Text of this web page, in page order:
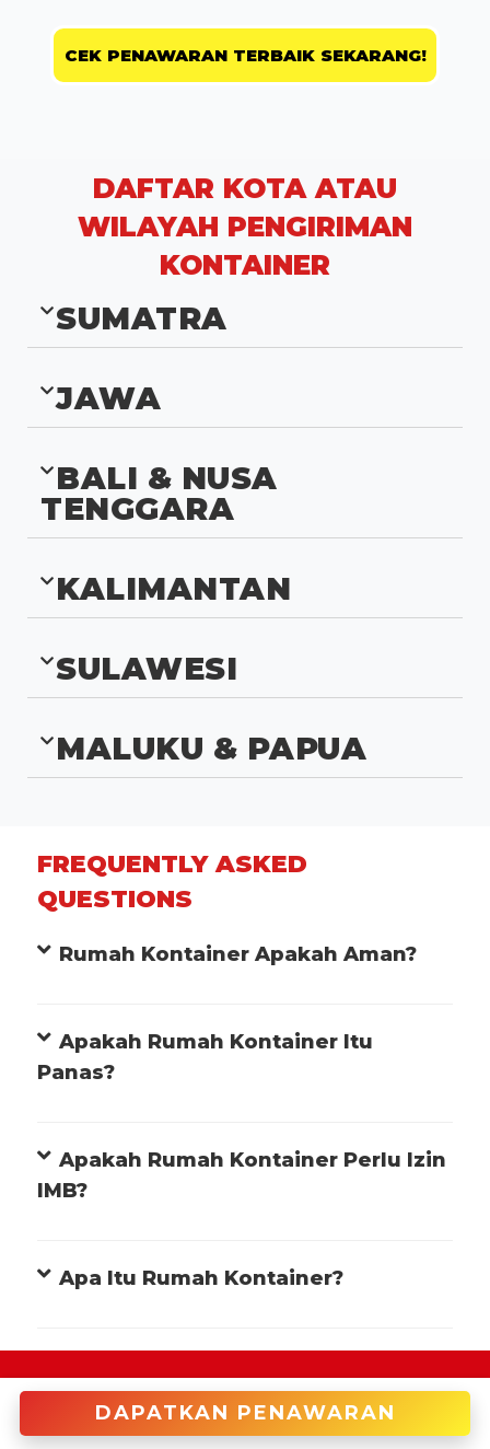
DAPATKAN PENAWARAN
CEK PENAWARAN TERBAIK SEKARANG!
DAFTAR KOTA ATAU
WILAYAH PENGIRIMAN
KONTAINER
SUMATRA
JAWA
BALI & NUSA
TENGGARA
KALIMANTAN
SULAWESI
MALUKU & PAPUA
FREQUENTLY ASKED
QUESTIONS
Rumah Kontainer Apakah Aman?
Apakah Rumah Kontainer Itu
Panas?
Apakah Rumah Kontainer Perlu Izin
IMB?
Apa Itu Rumah Kontainer?
+622122946966 (Cakung)
enquiries@tradecorp.co.id